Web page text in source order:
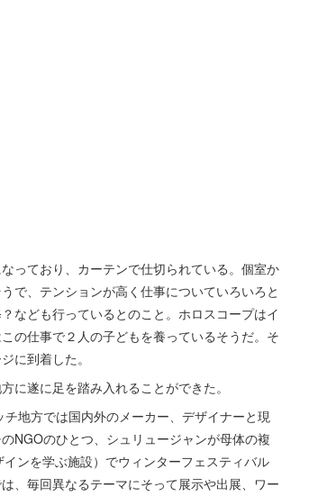
っており、カーテンで仕切られている。個室か
で、テンションが高く仕事についていろいろと
なども行っているとのこと。ホロスコープはイ
の仕事で２人の子どもを養っているそうだ。そ
に到着した。
に遂に足を踏み入れることができた。
地方では国内外のメーカー、デザイナーと現
NGOのひとつ、シュリュージャンが母体の複
ンを学ぶ施設）でウィンターフェスティバル
、毎回異なるテーマにそって展示や出展、ワー